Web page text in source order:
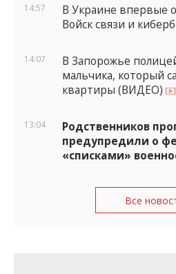
14:57
В Украине впервые
Войск связи и
14:07
В Запорожье
мальчика, который
квартиры (ВИДЕО)
13:04
Родственников
предупредили о
«списками»
Все